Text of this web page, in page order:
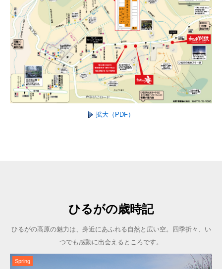
拡大（PDF）
ひるがの歳時記
ひるがの高原の魅力は、身近にあふれる自然と広い空。四季折々、い
つでも感動に出会えるところです。
Spring